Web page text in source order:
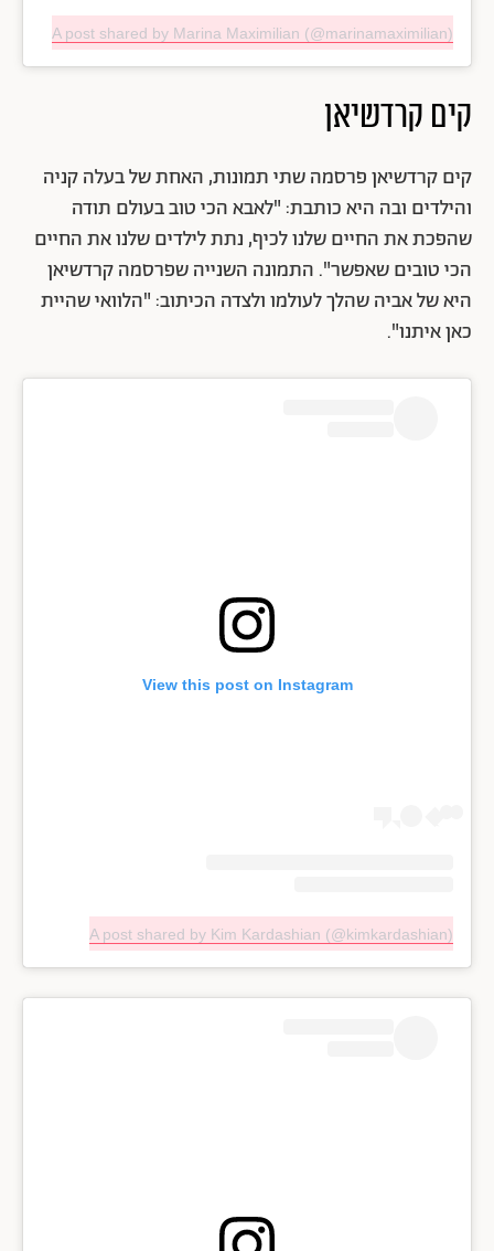
A post shared by Marina Maximilian (@marinamaximilian)
קים קרדשיאן
קים קרדשיאן פרסמה שתי תמונות, האחת של בעלה קניה
והילדים ובה היא כותבת: "לאבא הכי טוב בעולם תודה
שהפכת את החיים שלנו לכיף, נתת לילדים שלנו את החיים
הכי טובים שאפשר". התמונה השנייה שפרסמה קרדשיאן
היא של אביה שהלך לעולמו ולצדה הכיתוב: "הלוואי שהיית
כאן איתנו".
View this post on Instagram
A post shared by Kim Kardashian (@kimkardashian)